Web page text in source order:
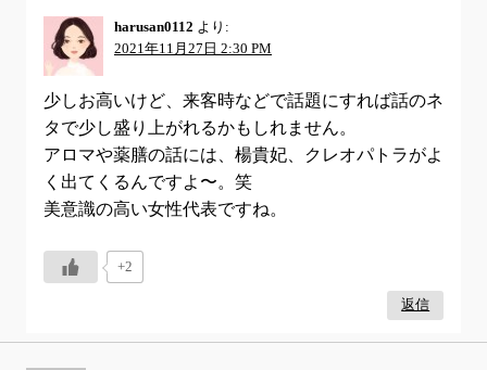
harusan0112 より:
2021年11月27日 2:30 PM
少しお高いけど、来客時などで話題にすれば話のネ
タで少し盛り上がれるかもしれません。
アロマや薬膳の話には、楊貴妃、クレオパトラがよ
く出てくるんですよ〜。笑
美意識の高い女性代表ですね。
+2
返信